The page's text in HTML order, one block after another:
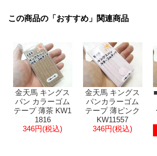
この商品の「おすすめ」関連商品
金天馬 キングス
パン カラーゴム
テープ 薄茶 KW1
1816
346円(税込)
金天馬 キングス
パンカラーゴム
テープ 薄ピンク
KW11557
346円(税込)